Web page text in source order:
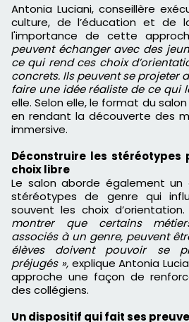
Antonia Luciani, conseillère
culture, de l’éducation et de
l'importance de cette
peuvent échanger avec des
ce qui rend ces choix
concrets. Ils peuvent se projeter
faire une idée réaliste de ce qui
elle. Selon elle, le format du
en rendant la découverte des
immersive.
Déconstruire les stéréotypes
choix libre
Le salon aborde également
stéréotypes de genre qui
souvent les choix d’orientation.
montrer que certains
associés à un genre, peuvent
élèves doivent pouvoir se
préjugés »,explique Antonia
approche une façon de
des collégiens.
Un dispositif qui fait ses